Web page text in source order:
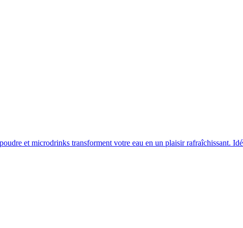
et microdrinks transforment votre eau en un plaisir rafraîchissant.